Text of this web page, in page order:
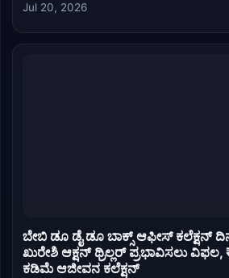
Jul 20, 2026
ಬೇಬಿ ಡೂ ಡೈ ಡೂ ಬಾಕ್ಸ್ ಆಫೀಸ್ ಕಲೆಕ್ಷನ್
ಖುರೇಶಿ ಆಕ್ಷನ್ ಥ್ರಿಲ್ಲರ್ ಪ್ರಭಾವಿಸಲು
ಕಡಿಮೆ ಆಜೀವನ ಕಲೆಕ್ಷನ್